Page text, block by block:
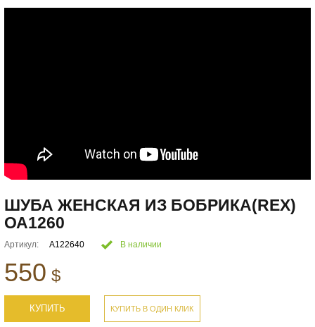
ШУБА ЖЕНСКАЯ ИЗ БОБРИКА(REX)
ОА1260
Артикул: А122640 В наличии
550 $
КУПИТЬ КУПИТЬ В ОДИН КЛИК